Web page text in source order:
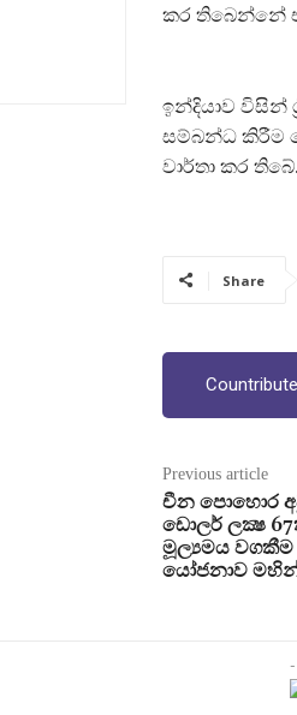
කර තිබෙන්නේ
ඉන්දියාව විසින්
සම්බන්ධ කිරීම
වාර්තා කර
Share
Previous article
චීන පොහොර
ඩොලර් ලක්‍ෂ
මූල්‍යමය වගකීම
යෝජනාව
-